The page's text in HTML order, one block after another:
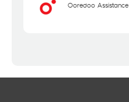
Ooredoo Assistance